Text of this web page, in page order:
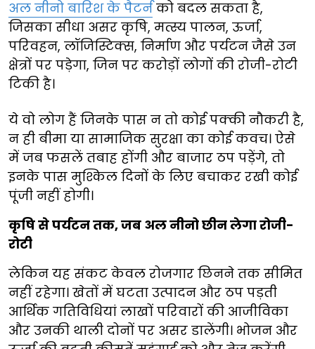
अल नीनो बारिश के पैटर्नको बदल सकता है,
जिसका सीधा असर कृषि, मत्स्य पालन, ऊर्जा,
परिवहन, लॉजिस्टिक्स, निर्माण और पर्यटन जैसे उन
क्षेत्रों पर पड़ेगा, जिन पर करोड़ों लोगों की रोजी-रोटी
टिकी है।
ये वो लोग हैं जिनके पास न तो कोई पक्की नौकरी है,
न ही बीमा या सामाजिक सुरक्षा का कोई कवच। ऐसे
में जब फसलें तबाह होंगी और बाजार ठप पड़ेंगे, तो
इनके पास मुश्किल दिनों के लिए बचाकर रखी कोई
पूंजी नहीं होगी।
कृषि से पर्यटन तक, जब अल नीनो छीन लेगा रोजी-
रोटी
लेकिन यह संकट केवल रोजगार छिनने तक सीमित
नहीं रहेगा। खेतों में घटता उत्पादन और ठप पड़ती
आर्थिक गतिविधियां लाखों परिवारों की आजीविका
और उनकी थाली दोनों पर असर डालेंगी। भोजन और